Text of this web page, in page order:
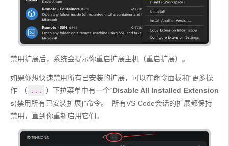
禁用扩展后，系统会提示你重启扩展主机（重启扩展）。
如果你想快速禁用所有已安装的扩展，可以在命令面板和“更多操
作”（
... ）下拉菜单中有一个“Disable All Installed Extension
s(禁用所有已安装扩展)”命令。  所有VS Code会话的扩展都保持
禁用，直到你重新启用它们。